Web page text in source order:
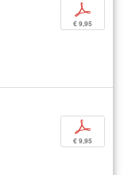
p
€ 9,95
p
€ 9,95